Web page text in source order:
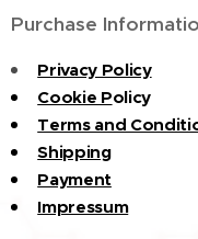
Purchase
Privacy Policy
Cookie Policy
Terms and
Shipping
Payment
Impressum